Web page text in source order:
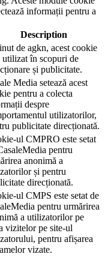
informații pentru a
Description
de agkn, acest cookie
utilizat în scopuri de
și publicitate.
Media setează acest
pentru a colecta
despre
utilizatorilor,
publicitate direcționată.
ul CMPRO este setat
pentru
anonimă a
și pentru
direcționată.
ul CMPS este setat de
pentru urmărirea
a utilizatorilor pe
vizitelor pe site-ul
pentru afișarea
vizate.